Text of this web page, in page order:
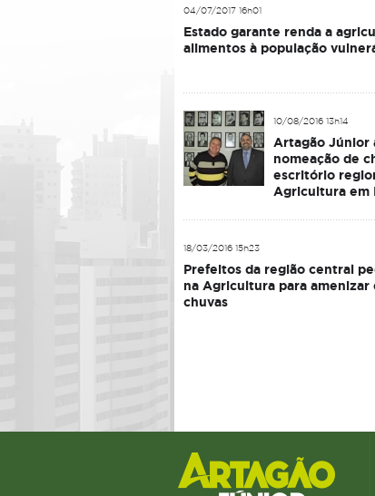
04/07/2017 16h01
Estado garante renda a
alimentos à população
10/08/2016 13h14
Artagão Júnior
nomeação de
escritório
Agricultura em
18/03/2016 15h23
Prefeitos da região central
na Agricultura para amenizar
chuvas